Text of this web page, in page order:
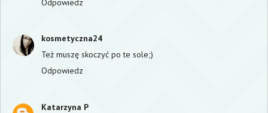
Odpowiedz
kosmetyczna24
Też muszę skoczyć po te sole;)
Odpowiedz
Katarzyna P